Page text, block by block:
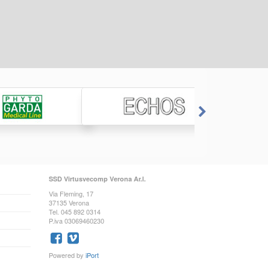
SSD Virtusvecomp Verona Ar.l.
Via Fleming, 17
37135 Verona
Tel. 045 892 0314
P.iva 03069460230
Powered by iPort